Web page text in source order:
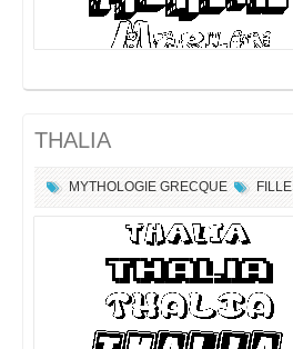
THALIA
MYTHOLOGIE GRECQUE FILLE